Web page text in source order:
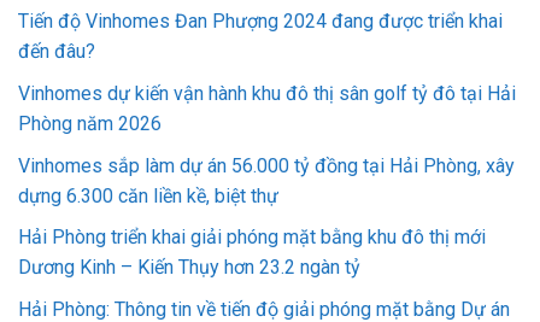
Tiến độ Vinhomes Đan Phượng 2024 đang được triển khai
đến đâu?
Vinhomes dự kiến vận hành khu đô thị sân golf tỷ đô tại Hải
Phòng năm 2026
Vinhomes sắp làm dự án 56.000 tỷ đồng tại Hải Phòng, xây
dựng 6.300 căn liền kề, biệt thự
Hải Phòng triển khai giải phóng mặt bằng khu đô thị mới
Dương Kinh – Kiến Thụy hơn 23.2 ngàn tỷ
Hải Phòng: Thông tin về tiến độ giải phóng mặt bằng Dự án